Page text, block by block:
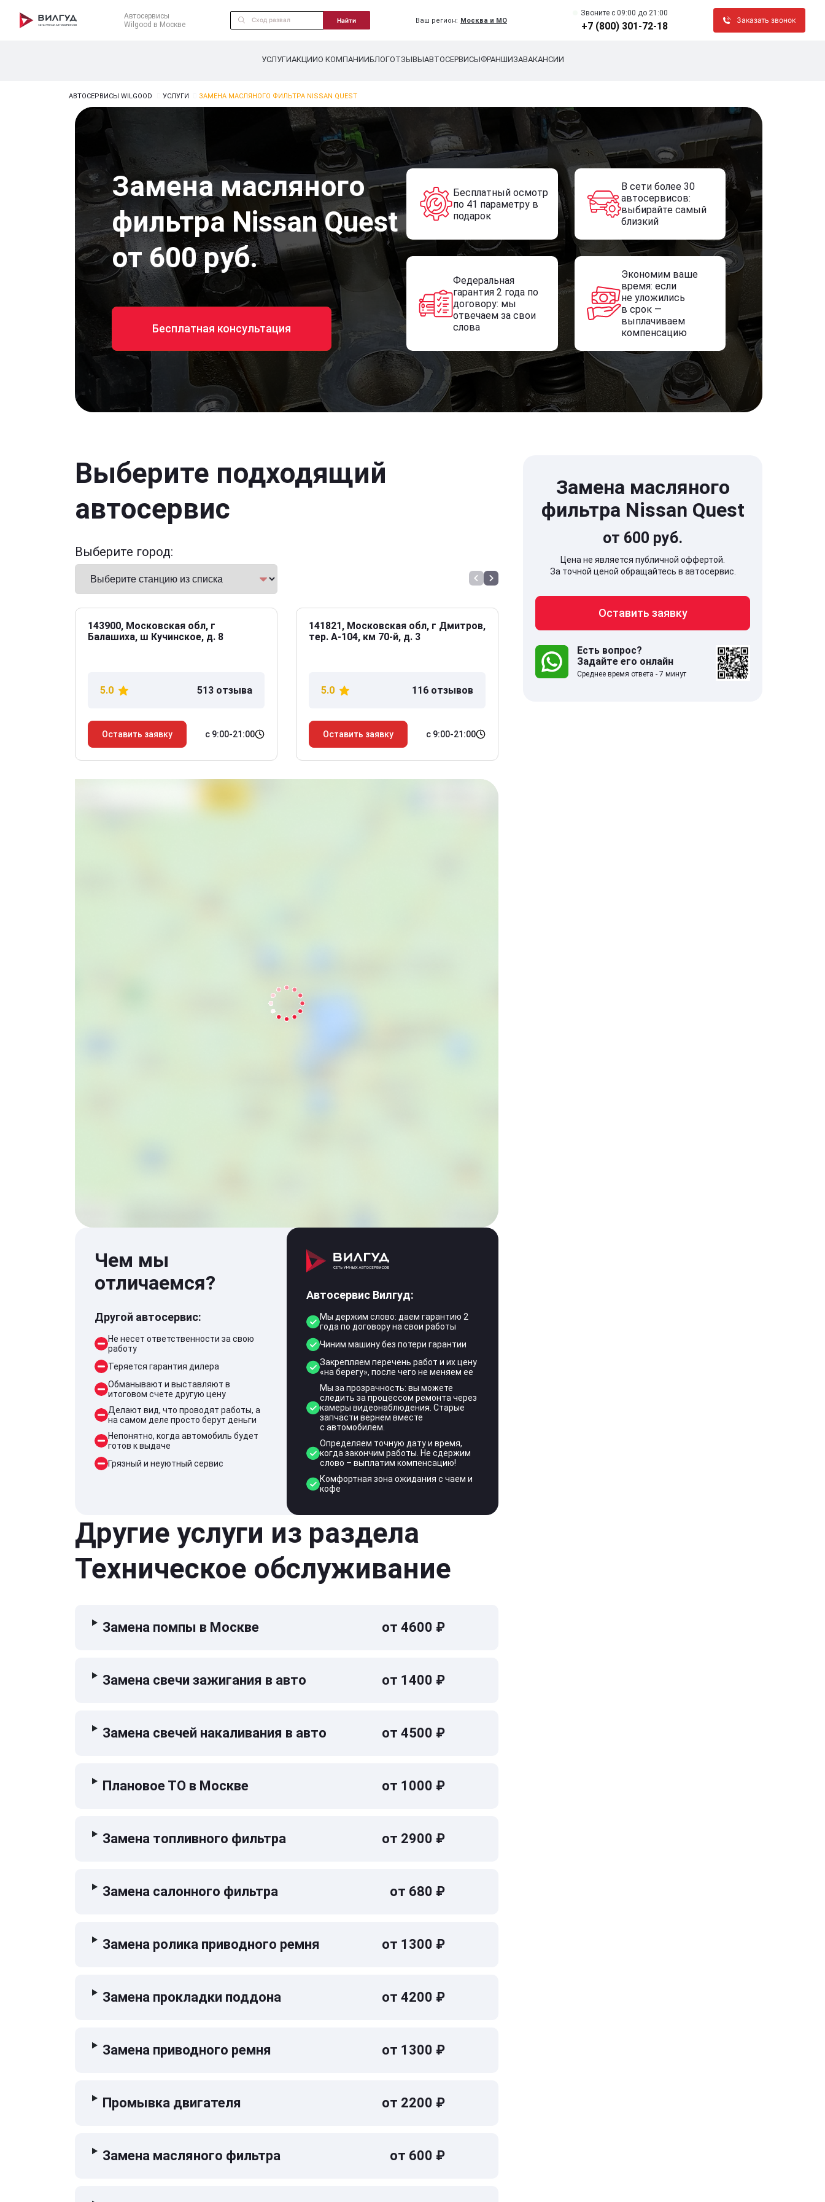
Автосервисы
Wilgood в Москве
Найти Ваш регион: Москва и МО
Звоните c 09:00 до 21:00
+7 (800) 301-72-18
Заказать звонок
УСЛУГИАКЦИИО КОМПАНИИБЛОГОТЗЫВЫАВТОСЕРВИСЫФРАНШИЗАВАКАНСИИ
АВТОСЕРВИСЫ WILGOOD УСЛУГИ ЗАМЕНА МАСЛЯНОГО ФИЛЬТРА NISSAN QUEST
Замена масляного
фильтра Nissan Quest
от 600 руб.
Бесплатная консультация
Бесплатный осмотр
по 41 параметру в
подарок
В сети более 30
автосервисов:
выбирайте самый
близкий
Федеральная
гарантия 2 года по
договору: мы
отвечаем за свои
слова
Экономим ваше
время: если
не уложились
в срок —
выплачиваем
компенсацию
Выберите подходящий
автосервис
Выберите город:
143900, Московская обл, г
Балашиха, ш Кучинское, д. 8
5.0 513 отзыва
Оставить заявку с 9:00-21:00
141821, Московская обл, г Дмитров,
тер. А-104, км 70-й, д. 3
5.0 116 отзывов
Оставить заявку с 9:00-21:00
141707, Московская обл,
дом 5
Чем мы
отличаемся?
Другой автосервис:
Не несет ответственности за свою
работу
Теряется гарантия дилера
Обманывают и выставляют в
итоговом счете другую цену
Делают вид, что проводят работы, а
на самом деле просто берут деньги
Непонятно, когда автомобиль будет
готов к выдаче
Грязный и неуютный сервис
Автосервис Вилгуд:
Мы держим слово: даем гарантию 2
года по договору на свои работы
Чиним машину без потери гарантии
Закрепляем перечень работ и их цену
«на берегу», после чего не меняем ее
Мы за прозрачность: вы можете
следить за процессом ремонта через
камеры видеонаблюдения. Старые
запчасти вернем вместе
с автомобилем.
Определяем точную дату и время,
когда закончим работы. Не сдержим
слово – выплатим компенсацию!
Комфортная зона ожидания с чаем и
кофе
Другие услуги из раздела
Техническое обслуживание
Замена помпы в Москве от 4600 ₽
Замена свечи зажигания в авто от 1400 ₽
Замена свечей накаливания в авто от 4500 ₽
Плановое ТО в Москве от 1000 ₽
Замена топливного фильтра от 2900 ₽
Замена салонного фильтра от 680 ₽
Замена ролика приводного ремня от 1300 ₽
Замена прокладки поддона от 4200 ₽
Замена приводного ремня от 1300 ₽
Промывка двигателя от 2200 ₽
Замена масляного фильтра от 600 ₽
Замена масляного
фильтра Nissan Quest
от 600 руб.
Цена не является публичной оффертой.
За точной ценой обращайтесь в автосервис.
Оставить заявку
Есть вопрос?
Задайте его онлайн
Среднее время ответа - 7 минут